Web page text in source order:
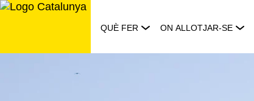
Saltar
QUÈ FER ON ALLOTJAR-SE